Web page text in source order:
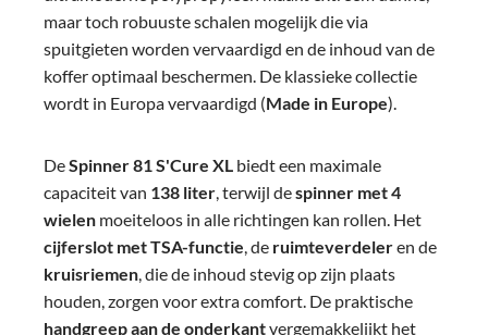
maar toch robuuste schalen mogelijk die via
spuitgieten worden vervaardigd en de inhoud van de
koffer optimaal beschermen. De klassieke collectie
wordt in Europa vervaardigd (Made in Europe).
DeSpinner 81 S'Cure XL biedt een maximale
capaciteit van 138 liter, terwijl despinner met 4
wielen moeiteloos in alle richtingen kan rollen. Het
cijferslot met TSA-functie, de ruimteverdeleren de
kruisriemen, die de inhoud stevig op zijn plaats
houden, zorgen voor extra comfort. De praktische
handgreep aan de onderkantvergemakkelijkt het